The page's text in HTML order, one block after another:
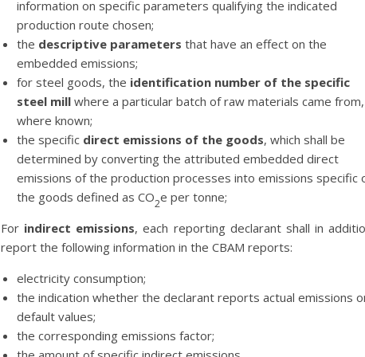
information on specific parameters qualifying the indicated
production route chosen;
the descriptive parameters that have an effect on the
embedded emissions;
for steel goods, the identification number of the specific
steel mill where a particular batch of raw materials came from,
where known;
the specific direct emissions of the goods, which shall be
determined by converting the attributed embedded direct
emissions of the production processes into emissions specific
the goods defined as CO2e per tonne;
For indirect emissions, each reporting declarant shall in
report the following information in the CBAM reports:
electricity consumption;
the indication whether the declarant reports actual emissions
default values;
the corresponding emissions factor;